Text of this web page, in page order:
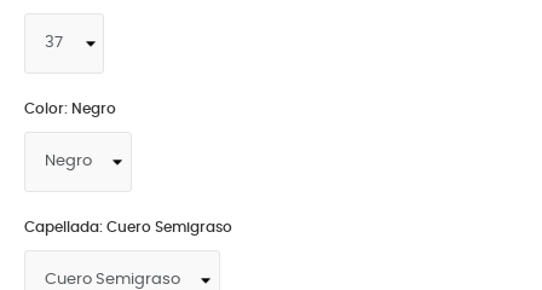
Color: Negro
Capellada: Cuero Semigraso